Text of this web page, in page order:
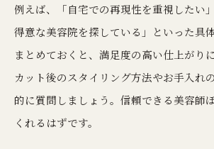
美容院で納得仕上がりを得る
自分に合う美容院を見極めるため
自分に合う美容院を見つける面
美容院の評判や口コミを有効活
例えば、「自宅での再現性を重視したい
得意な美容院を探している」といった具
まとめておくと、満足度の高い仕上がり
カット後のスタイリング方法やお手入れ
的に質問しましょう。信頼できる美容師
くれるはずです。